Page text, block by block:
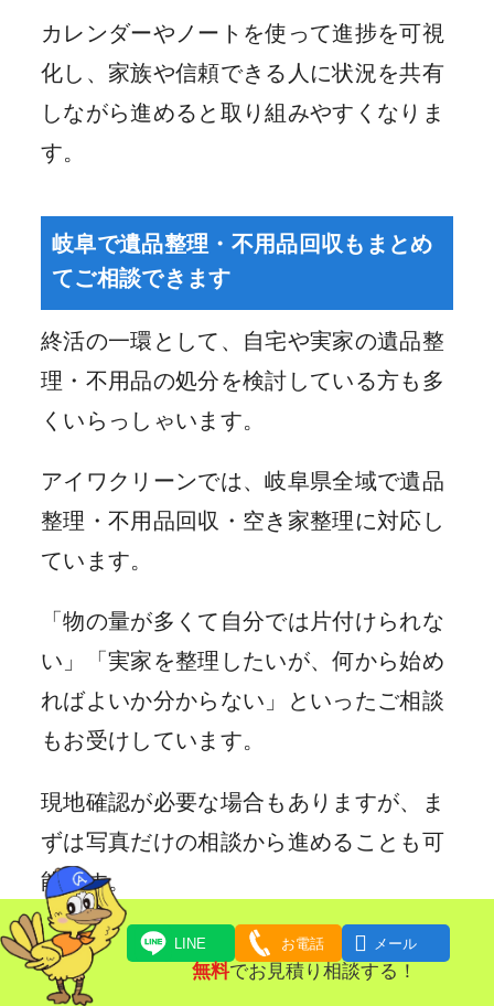
カレンダーやノートを使って進捗を可視
化し、家族や信頼できる人に状況を共有
しながら進めると取り組みやすくなりま
す。
岐阜で遺品整理・不用品回収もまとめ
てご相談できます
終活の一環として、自宅や実家の遺品整
理・不用品の処分を検討している方も多
くいらっしゃいます。
アイワクリーンでは、岐阜県全域で遺品
整理・不用品回収・空き家整理に対応し
ています。
「物の量が多くて自分では片付けられな
い」「実家を整理したいが、何から始め
ればよいか分からない」といったご相談
もお受けしています。
現地確認が必要な場合もありますが、ま
ずは写真だけの相談から進めることも可
能です。
買取の可否や対応範囲は品目・状態・状
況により異なります。まずは現状をご共
LINE お電話  メール
無料でお見積り相談する！